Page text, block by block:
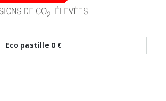
Eco pastille 0 €